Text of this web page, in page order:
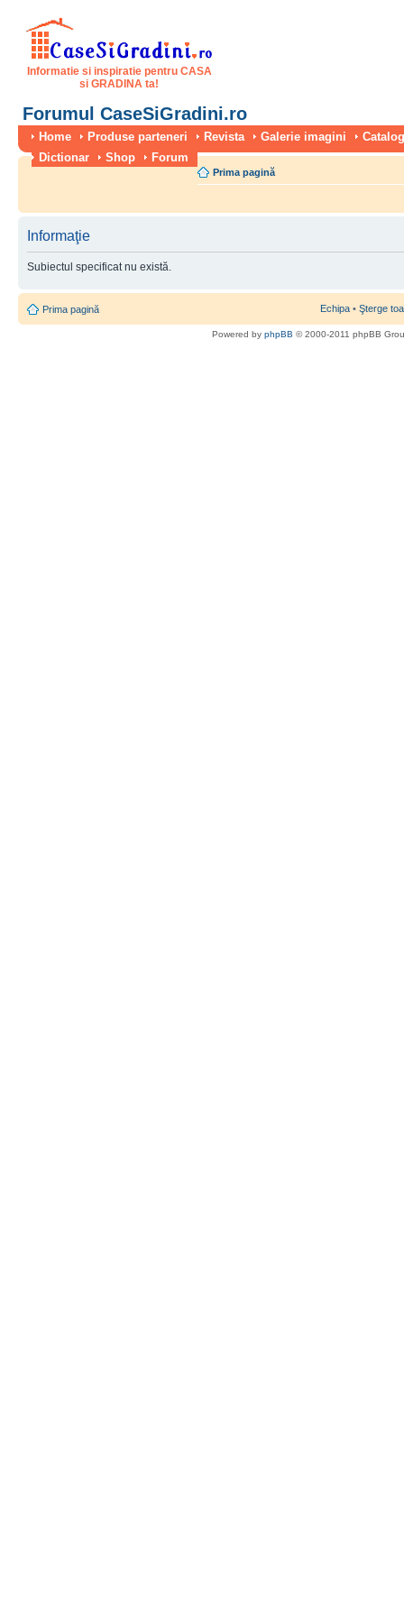
Informatie si inspiratie pentru CASA
si GRADINA ta!
Forumul CaseSiGradini.ro
Home Produse parteneri Revista Galerie imagini
Dictionar
Shop Forum
Prima pagină
Informaţie
Subiectul specificat nu există.
Prima pagină Echipa • Şterge
Powered by phpBB © 2000-2011 phpBB